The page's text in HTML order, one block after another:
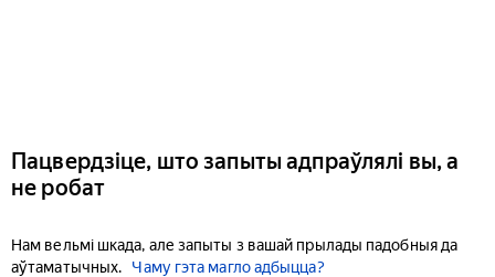
Пацвердзіце, што запыты адпраўлялі вы, а
не робат
Нам вельмі шкада, але запыты з вашай прылады падобныя да
аўтаматычных.
Чаму гэта магло адбыцца?